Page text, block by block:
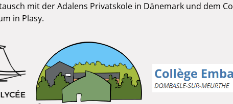
mit der Adalens Privatskole in Dänemark und dem
in Plasy.